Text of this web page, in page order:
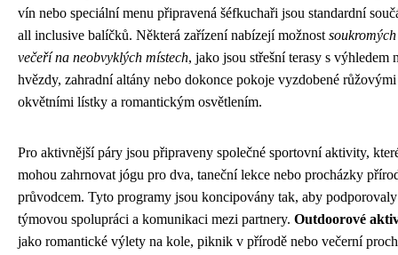
vín nebo speciální menu připravená šéfkuchaři jsou standardní
all inclusive balíčků. Některá zařízení nabízejí možnost soukromých
večeří na neobvyklých místech, jako jsou střešní terasy s výhledem
hvězdy, zahradní altány nebo dokonce pokoje vyzdobené růžovými
okvětními lístky a romantickým osvětlením.
Pro aktivnější páry jsou připraveny společné sportovní aktivity,
mohou zahrnovat jógu pro dva, taneční lekce nebo procházky
průvodcem. Tyto programy jsou koncipovány tak, aby podporovaly
týmovou spolupráci a komunikaci mezi partnery. Outdoorové
jako romantické výlety na kole, piknik v přírodě nebo večerní